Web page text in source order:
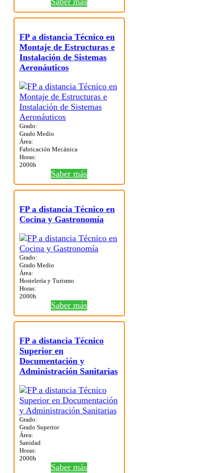
FP a distancia Técnico en
Montaje de Estructuras e
Instalación de Sistemas
Aeronáuticos
Grado:
Grado Medio
Área:
Fabricación Mecánica
Horas:
2000h
Saber más
FP a distancia Técnico en
Cocina y Gastronomía
Grado:
Grado Medio
Área:
Hostelería y Turismo
Horas:
2000h
Saber más
FP a distancia Técnico
Superior en
Documentación y
Administración Sanitarias
Grado:
Grado Superior
Área:
Sanidad
Horas:
2000h
Saber más